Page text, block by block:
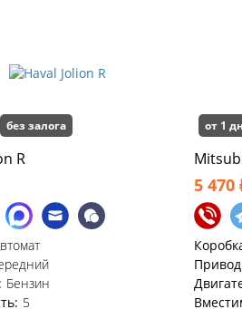
без залога
R
Бензин
5
от 1
5 470